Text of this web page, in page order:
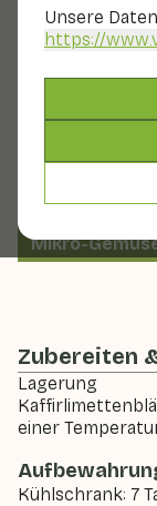
Unsere
https://
In Saison
Limette und
wachsen als
kleineren Blatt.
asiatischen
beruhigend und
Mikro-
Zubereiten
Lagerung
einer
Kühlschrank: 7